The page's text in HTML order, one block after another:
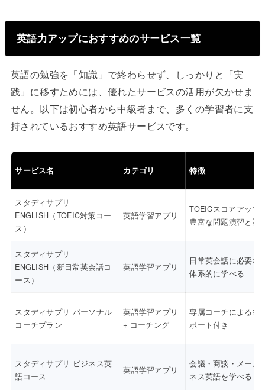
英語力アップにおすすめのサービス一覧
英語の勉強を「知識」で終わらせず、しっかりと「実
践」に移すためには、優れたサービスの活用が欠かせま
せん。以下は初心者から中級者まで、多くの学習者に支
持されているおすすめ英語サービスです。
サービス名 カテゴリ 特徴
スタディサプリ
ENGLISH（TOEIC対策コー
ス）
英語学習アプリ
TOEICスコアアップ
豊富な問題演習と講
スタディサプリ
ENGLISH（新日常英会話コ
ース）
英語学習アプリ
日常英会話に必要な
体系的に学べる
スタディサプリ パーソナル
コーチプラン
英語学習アプリ
+ コーチング
専属コーチによる毎
ポート付き
スタディサプリ ビジネス英
語コース
英語学習アプリ
会議・商談・メール
ネス英語を学べる